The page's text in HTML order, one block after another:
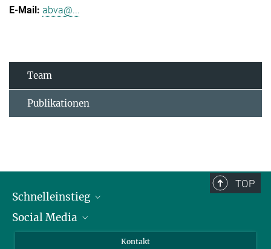
abva@...
Team
Publikationen
TOP
Schnelleinstieg
Alumni
Social Media
Kontakt